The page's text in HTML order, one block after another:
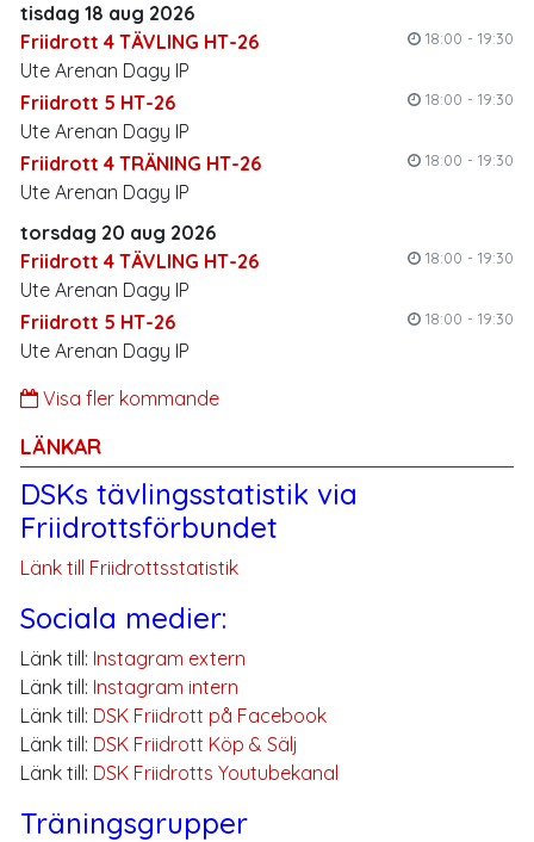
tisdag 18 aug 2026
Friidrott 4 TÄVLING HT-26
18:00 - 19:30
Ute Arenan Dagy IP
Friidrott 5 HT-26
18:00 - 19:30
Ute Arenan Dagy IP
Friidrott 4 TRÄNING HT-26
18:00 - 19:30
Ute Arenan Dagy IP
torsdag 20 aug 2026
Friidrott 4 TÄVLING HT-26
18:00 - 19:30
Ute Arenan Dagy IP
Friidrott 5 HT-26
18:00 - 19:30
Ute Arenan Dagy IP
Visa fler kommande
LÄNKAR
DSKs tävlingsstatistik via
Friidrottsförbundet
Länk till Friidrottsstatistik
Sociala medier:
Länk till: Instagram extern
Länk till: Instagram intern
Länk till: DSK Friidrott på Facebook
Länk till: DSK Friidrott Köp & Sälj
Länk till: DSK Friidrotts Youtubekanal
Träningsgrupper
information tas bort med automatik efter 7 år om de
varit kopplade till myndighetsutövning (tex LOK-
stöd) eller redovisningslagen (fakturor och
betalningar).